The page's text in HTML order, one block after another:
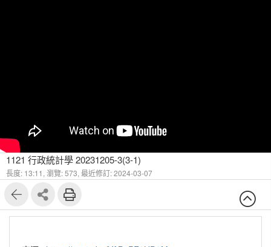
1121 行政統計學 20231205-3(3-1)
長度: 13:11, 瀏覽: 573, 最近修訂: 2024-03-07